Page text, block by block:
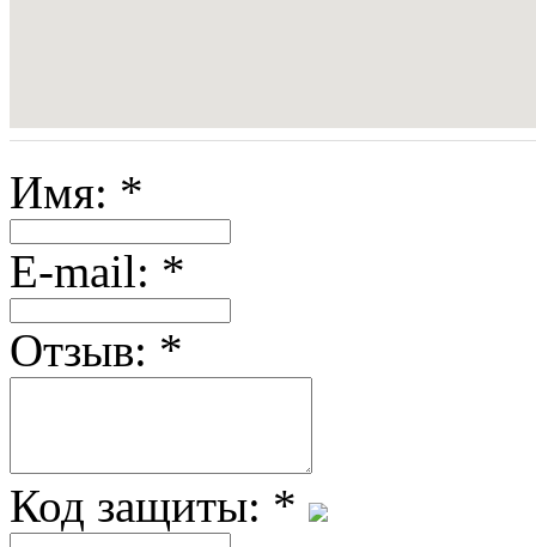
Имя: *
E-mail: *
Отзыв: *
Код защиты: *